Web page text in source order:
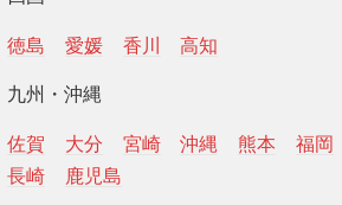
徳島 愛媛 香川 高知
九州・沖縄
佐賀 大分 宮崎 沖縄 熊本
福岡
長崎
鹿児島